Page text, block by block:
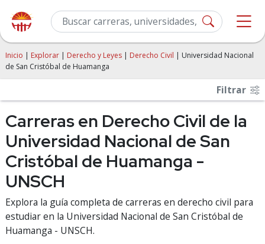
Inicio | Explorar | Derecho y Leyes | Derecho Civil | Universidad Nacional
de San Cristóbal de Huamanga
Filtrar
Carreras en Derecho Civil de la
Universidad Nacional de San
Cristóbal de Huamanga -
UNSCH
Explora la guía completa de carreras en derecho civil para
estudiar en la Universidad Nacional de San Cristóbal de
Huamanga - UNSCH.